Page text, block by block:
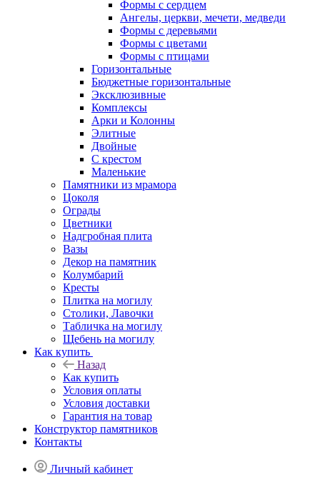
Формы с сердцем
Ангелы, церкви, мечети, медведи
Формы с деревьями
Формы с цветами
Формы с птицами
Горизонтальные
Бюджетные горизонтальные
Эксклюзивные
Комплексы
Арки и Колонны
Элитные
Двойные
С крестом
Маленькие
Памятники из мрамора
Цоколя
Ограды
Цветники
Надгробная плита
Вазы
Декор на памятник
Колумбарий
Кресты
Плитка на могилу
Столики, Лавочки
Табличка на могилу
Щебень на могилу
Как купить
Назад
Как купить
Условия оплаты
Условия доставки
Гарантия на товар
Конструктор памятников
Контакты
Личный кабинет